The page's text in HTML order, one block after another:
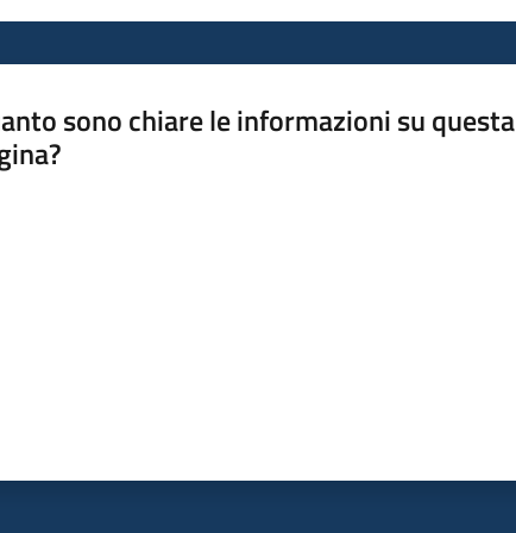
sono chiare le informazioni su questa